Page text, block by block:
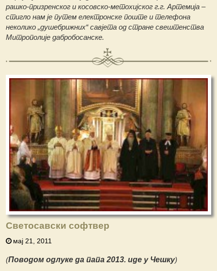
рашко-призренског и косовско-метохијског г.г. Артемија –
стигло нам је путем електронске поште и телефона
неколико „душебрижних“ савјета од стране свештенства
Митрополије дабробосанске.
Светосавски софтвер
мај 21, 2011
(Поводом одлуке да папа 2013. иде у Чешку)